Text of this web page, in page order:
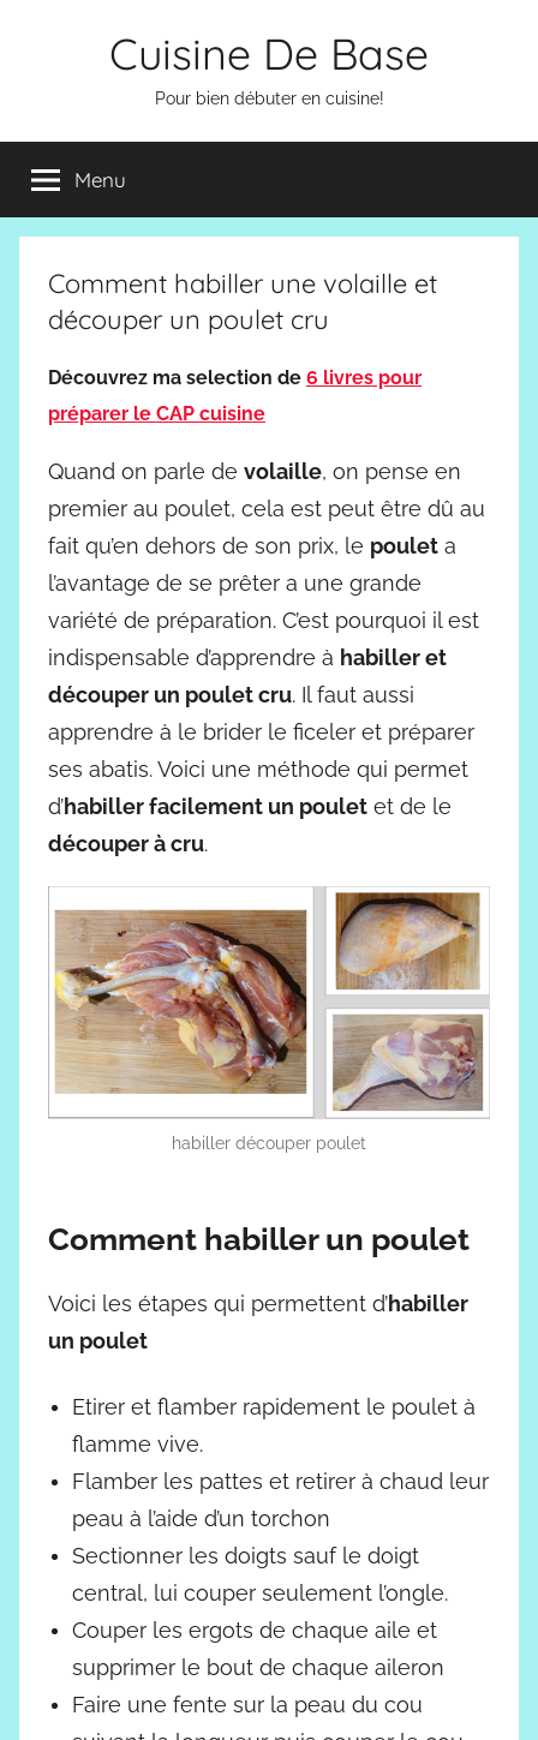
Cuisine De Base
Pour bien débuter en cuisine!
Menu
Comment habiller une volaille et
découper un poulet cru
Découvrez ma selection de 6 livres pour
préparer le CAP cuisine
Quand on parle de volaille, on pense en
premier au poulet, cela est peut être dû au
fait qu’en dehors de son prix, le poulet a
l’avantage de se prêter a une grande
variété de préparation. C’est pourquoi il est
indispensable d’apprendre à habiller et
découper un poulet cru. Il faut aussi
apprendre à le brider le ficeler et préparer
ses abatis. Voici une méthode qui permet
d’habiller facilement un poulet et de le
découper à cru.
habiller découper poulet
Comment habiller un poulet
Voici les étapes qui permettent d’habiller
un poulet
Etirer et flamber rapidement le poulet à
flamme vive.
Flamber les pattes et retirer à chaud leur
peau à l’aide d’un torchon
Sectionner les doigts sauf le doigt
central, lui couper seulement l’ongle.
Couper les ergots de chaque aile et
supprimer le bout de chaque aileron
Faire une fente sur la peau du cou